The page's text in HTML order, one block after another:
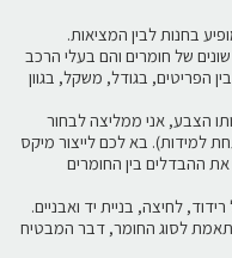
בחנות לבין המציאות.
של חומרים והם בעלי הרכב
הפריטים, בגודל, משקל, בגוון
הצבע, אני ממליצה לבחור
למידות). בא לכם לייצור מיקס
ההבדלים בין החומרים
לחיצה, בניית יד ואבניים.
לסוג החומר, דבר המבטיח